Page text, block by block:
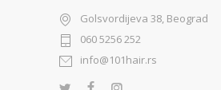
Golsvordijeva 38, Beograd
060 5256 252
info@101hair.rs